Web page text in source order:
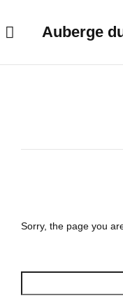
Auberge
Sorry, the page you